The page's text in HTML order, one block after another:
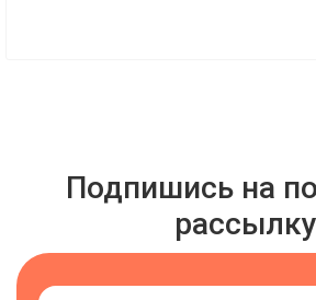
Подпишись на
рассылку